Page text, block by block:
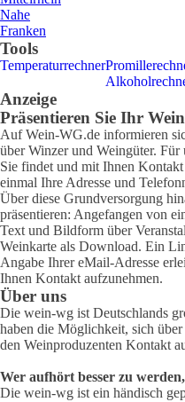
Nahe
Franken
Tools
Temperaturrechner
Anzeige
Präsentieren Sie Ihr
Auf Wein-WG.de informieren
über Winzer und Weingüter. Für
Sie findet und mit Ihnen
einmal Ihre Adresse und
Über diese Grundversorgung
präsentieren: Angefangen von
Text und Bildform über
Weinkarte als Download. Ein
Angabe Ihrer eMail-Adresse
Ihnen Kontakt aufzunehmen.
Über uns
Die wein-wg ist Deutschlands
haben die Möglichkeit, sich
den Weinproduzenten Kontakt
Wer aufhört besser zu
Die wein-wg ist ein händisch